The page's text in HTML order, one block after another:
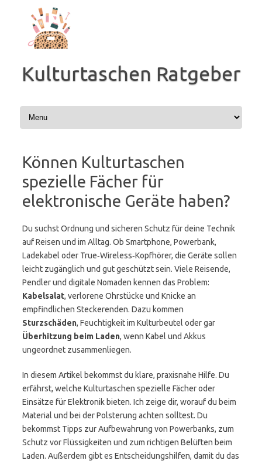
springen
Kulturtaschen Ratgeber
Können Kulturtaschen
spezielle Fächer für
elektronische Geräte haben?
Du suchst Ordnung und sicheren Schutz für deine Technik
auf Reisen und im Alltag. Ob Smartphone, Powerbank,
Ladekabel oder True‑Wireless‑Kopfhörer, die Geräte sollen
leicht zugänglich und gut geschützt sein. Viele Reisende,
Pendler und digitale Nomaden kennen das Problem:
Kabelsalat, verlorene Ohrstücke und Knicke an
empfindlichen Steckerenden. Dazu kommen
Sturzschäden, Feuchtigkeit im Kulturbeutel oder gar
Überhitzung beim Laden, wenn Kabel und Akkus
ungeordnet zusammenliegen.
In diesem Artikel bekommst du klare, praxisnahe Hilfe. Du
erfährst, welche Kulturtaschen spezielle Fächer oder
Einsätze für Elektronik bieten. Ich zeige dir, worauf du beim
Material und bei der Polsterung achten solltest. Du
bekommst Tipps zur Aufbewahrung von Powerbanks, zum
Schutz vor Flüssigkeiten und zum richtigen Belüften beim
Laden. Außerdem gibt es Entscheidungshilfen, damit du das